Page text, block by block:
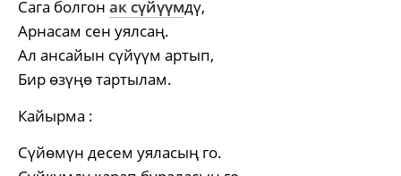
Сага болгон ак сүйүүмдү,
Арнасам сен уялсаң.
Ал ансайын сүйүүм артып,
Бир өзүңө тартылам.
Кайырма :
Сүйөмүн десем уяласың го.